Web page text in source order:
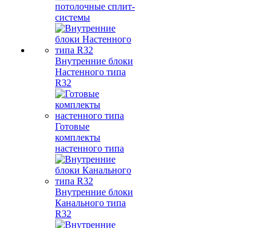
потолочные сплит-
системы
Внутренние блоки
Настенного типа
R32
Готовые
комплекты
настенного типа
Внутренние блоки
Канального типа
R32